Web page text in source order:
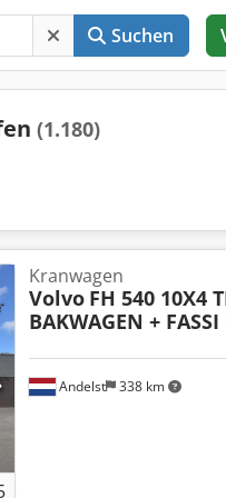
Suchen
(1.180)
Andelst 338 km
Kranwagen
Volvo FH 540 10X4
BAKWAGEN +